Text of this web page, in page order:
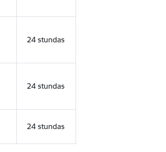
24 stundas
24 stundas
24 stundas